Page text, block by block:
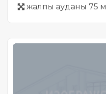
жалпы ауданы 75 м